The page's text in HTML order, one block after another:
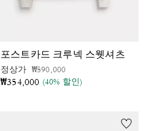
포스트카드 크루넥 스웻셔츠
정상가 가격 인하 전
₩590,000인하됨
₩354,000 (40% 할인)